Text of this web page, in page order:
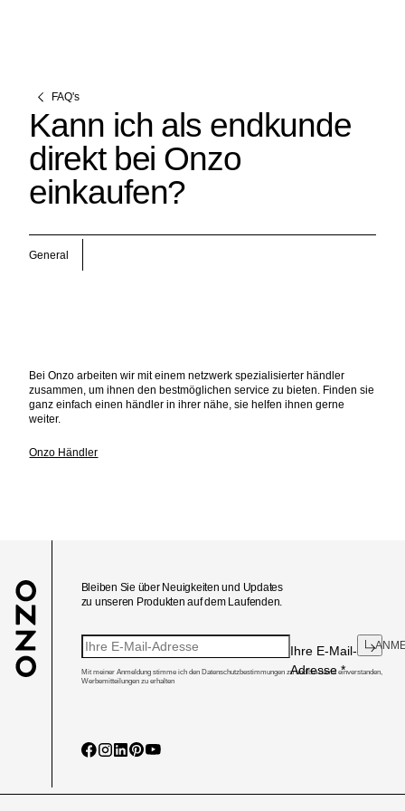
FAQ's
Kann ich als endkunde
direkt bei Onzo
einkaufen?
General
Bei Onzo arbeiten wir mit einem netzwerk spezialisierter händler
zusammen, um ihnen den bestmöglichen service zu bieten. Finden sie
ganz einfach einen händler in ihrer nähe, sie helfen ihnen gerne
weiter.
Onzo Händler
Bleiben Sie über Neuigkeiten und Updates
zu unseren Produkten auf dem Laufenden.
Ihre E-Mail-
Adresse*
Mit meiner Anmeldung stimme ich den Datenschutzbestimmungen zu und bin damit einverstanden,
Werbemitteilungen zu erhalten